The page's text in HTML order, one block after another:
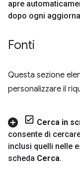
apre
dopo ogni
Fonti
Questa sezione
personalizzare il
Cerca in
consente di
inclusi quelli nelle
scheda Cerca.